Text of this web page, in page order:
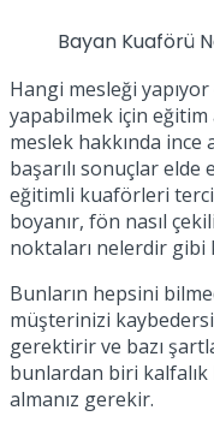
Bayan Kuaförü
Hangi mesleği
yapabilmek için eğitim
meslek hakkında ince
başarılı sonuçlar elde
eğitimli kuaförleri
boyanır, fön nasıl
noktaları nelerdir gibi
Bunların hepsini
müşterinizi
gerektirir ve bazı
bunlardan biri kalfalık
almanız gerekir.